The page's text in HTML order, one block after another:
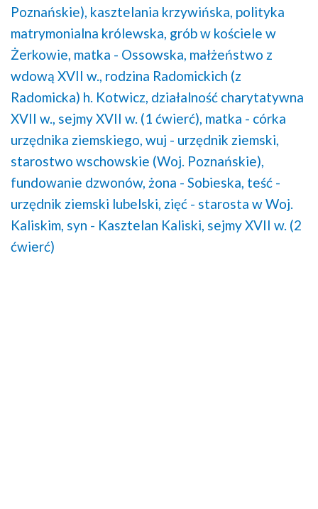
Poznańskie), kasztelania krzywińska, polityka
matrymonialna królewska, grób w kościele w
Żerkowie, matka - Ossowska, małżeństwo z
wdową XVII w., rodzina Radomickich (z
Radomicka) h. Kotwicz, działalność charytatywna
XVII w., sejmy XVII w. (1 ćwierć), matka - córka
urzędnika ziemskiego, wuj - urzędnik ziemski,
starostwo wschowskie (Woj. Poznańskie),
fundowanie dzwonów, żona - Sobieska, teść -
urzędnik ziemski lubelski, zięć - starosta w Woj.
Kaliskim, syn - Kasztelan Kaliski, sejmy XVII w. (2
ćwierć)